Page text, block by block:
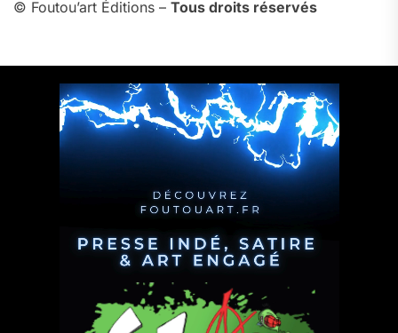
© Foutou’art Éditions – Tous droits réservés